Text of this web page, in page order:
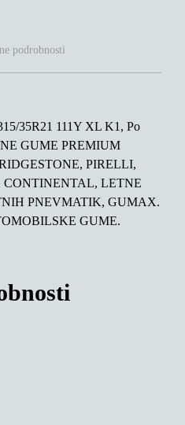
podrobnosti
35R21 111Y XL K1, Po
GUME PREMIUM
PIRELLI,
LETNE
PNEVMATIK, GUMAX.
GUME.